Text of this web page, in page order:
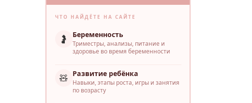
ЧТО НАЙДЁТЕ НА САЙТЕ
🤰 Беременность
Триместры, анализы, питание и
здоровье во время беременности
🧸 Развитие ребёнка
Навыки, этапы роста, игры и занятия
по возрасту